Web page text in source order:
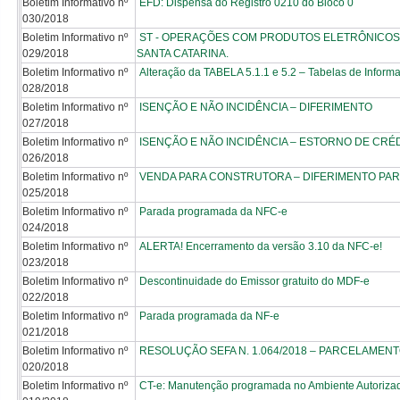
Boletim Informativo nº
030/2018
EFD: Dispensa do Registro 0210 do Bloco 0
Boletim Informativo nº
029/2018
ST - OPERAÇÕES COM PRODUTOS
SANTA CATARINA.
Boletim Informativo nº
028/2018
Alteração da TABELA 5.1.1 e 5.2 – Tabelas de
Boletim Informativo nº
027/2018
ISENÇÃO E NÃO INCIDÊNCIA – DIFERIMENTO
Boletim Informativo nº
026/2018
ISENÇÃO E NÃO INCIDÊNCIA – ESTORNO DE
Boletim Informativo nº
025/2018
VENDA PARA CONSTRUTORA – DIFERIMENTO
Boletim Informativo nº
024/2018
Parada programada da NFC-e
Boletim Informativo nº
023/2018
ALERTA! Encerramento da versão 3.10 da NFC-e!
Boletim Informativo nº
022/2018
Descontinuidade do Emissor gratuito do MDF-e
Boletim Informativo nº
021/2018
Parada programada da NF-e
Boletim Informativo nº
020/2018
RESOLUÇÃO SEFA N. 1.064/2018 –
Boletim Informativo nº
CT-e: Manutenção programada no Ambiente